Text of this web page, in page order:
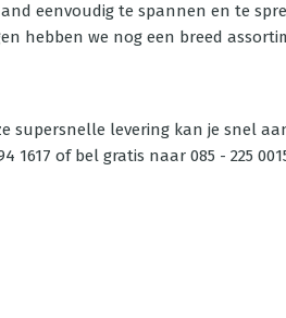
eenvoudig te spannen en te
hebben we nog een breed
levering kan je snel
of bel gratis naar 085 - 225